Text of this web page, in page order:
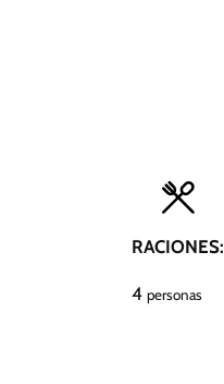
RACIONES:
4 personas